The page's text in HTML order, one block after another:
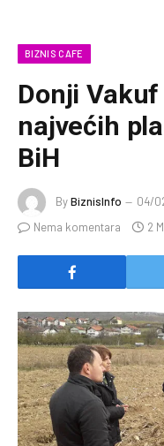
BIZNIS CAFE
Donji
najvećih
BiH
ByBiznisInfo 04/
Nema komentara
2